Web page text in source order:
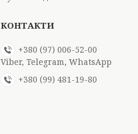
+380 (97) 006-52-00
Viber, Telegram, WhatsApp
+380 (99) 481-19-80